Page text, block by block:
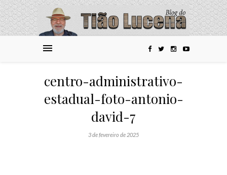
centro-administrativo-
estadual-foto-antonio-
david-7
3 de fevereiro de 2025